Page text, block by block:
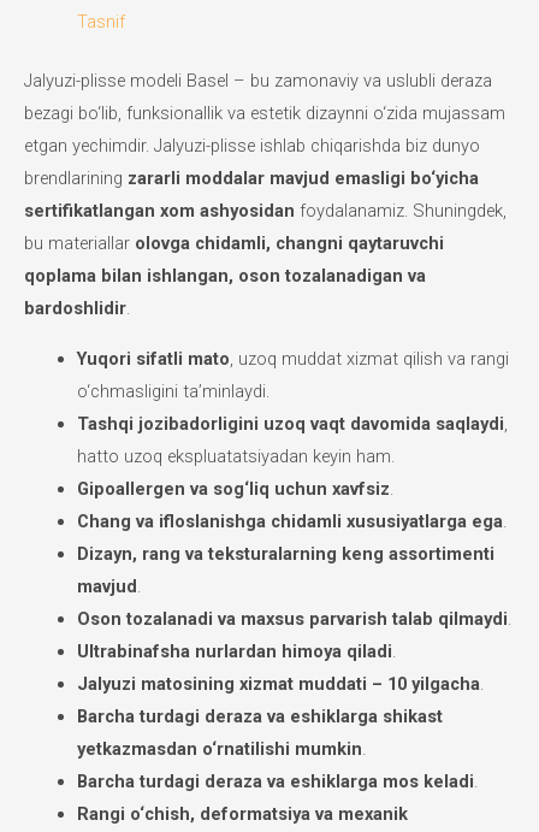
Tasnif
Jalyuzi-plisse modeli Basel – bu zamonaviy va uslubli deraza
bezagi bo‘lib, funksionallik va estetik dizaynni o‘zida mujassam
etgan yechimdir. Jalyuzi-plisse ishlab chiqarishda biz dunyo
brendlarining zararli moddalar mavjud emasligi bo‘yicha
sertifikatlangan xom ashyosidan foydalanamiz. Shuningdek,
bu materiallar olovga chidamli, changni qaytaruvchi
qoplama bilan ishlangan, oson tozalanadigan va
bardoshlidir.
Yuqori sifatli mato, uzoq muddat xizmat qilish va rangi
o‘chmasligini ta’minlaydi.
Tashqi jozibadorligini uzoq vaqt davomida saqlaydi,
hatto uzoq ekspluatatsiyadan keyin ham.
Gipoallergen va sog‘liq uchun xavfsiz.
Chang va ifloslanishga chidamli xususiyatlarga ega.
Dizayn, rang va teksturalarning keng assortimenti
mavjud.
Oson tozalanadi va maxsus parvarish talab qilmaydi.
Ultrabinafsha nurlardan himoya qiladi.
Jalyuzi matosining xizmat muddati – 10 yilgacha.
Barcha turdagi deraza va eshiklarga shikast
yetkazmasdan o‘rnatilishi mumkin.
Barcha turdagi deraza va eshiklarga mos keladi.
Rangi o‘chish, deformatsiya va mexanik